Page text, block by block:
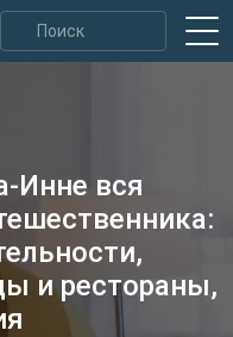
Инне вся
и рестораны,